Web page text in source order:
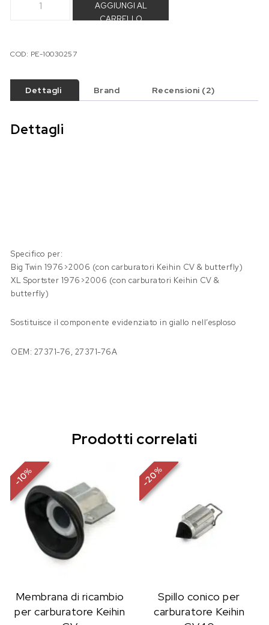
AGGIUNGI AL
CARRELLO
COD: PE-10030257
Dettagli Brand Recensioni (2)
Dettagli
Specifico per:
Big Twin 1976>2006 (con carburatori Keihin CV & butterfly)
XL Sportster 1976>2006 (con carburatori Keihin CV &
butterfly)
Sostituisce il componente evidenziato in giallo nell’esploso
OEM: 27371-76, 27371-76A
Prodotti correlati
-
10
%
Membrana di ricambio
per carburatore Keihin
-
20
%
Spillo conico per
carburatore Keihin